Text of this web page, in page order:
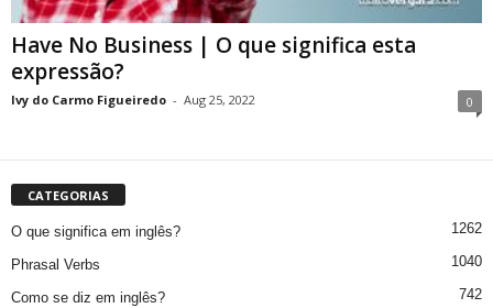
Have No Business | O que significa esta
expressão?
Ivy do Carmo Figueiredo - Aug 25, 2022 0
CATEGORIAS
O que significa em inglês? 1262
Phrasal Verbs 1040
Como se diz em inglês? 742